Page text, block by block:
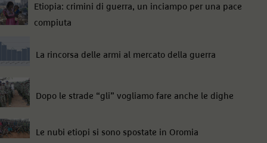
Etiopia: crimini di guerra, un inciampo per una pace
compiuta
La rincorsa delle armi al mercato della guerra
Dopo le strade “gli” vogliamo fare anche le dighe
Le nubi etiopi si sono spostate in Oromia